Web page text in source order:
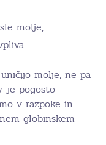
molje,
molje, ne pa
je pogosto
v razpoke in
globinskem